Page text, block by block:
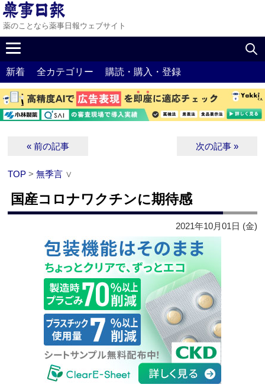
薬のことなら薬事日報ウェブサイト
新着 全カテゴリー 購読・購入・登録
« 前の記事 次の記事 »
TOP >無季言 ∨
国産コロナワクチンに期待感
2021年10月01日 (金)